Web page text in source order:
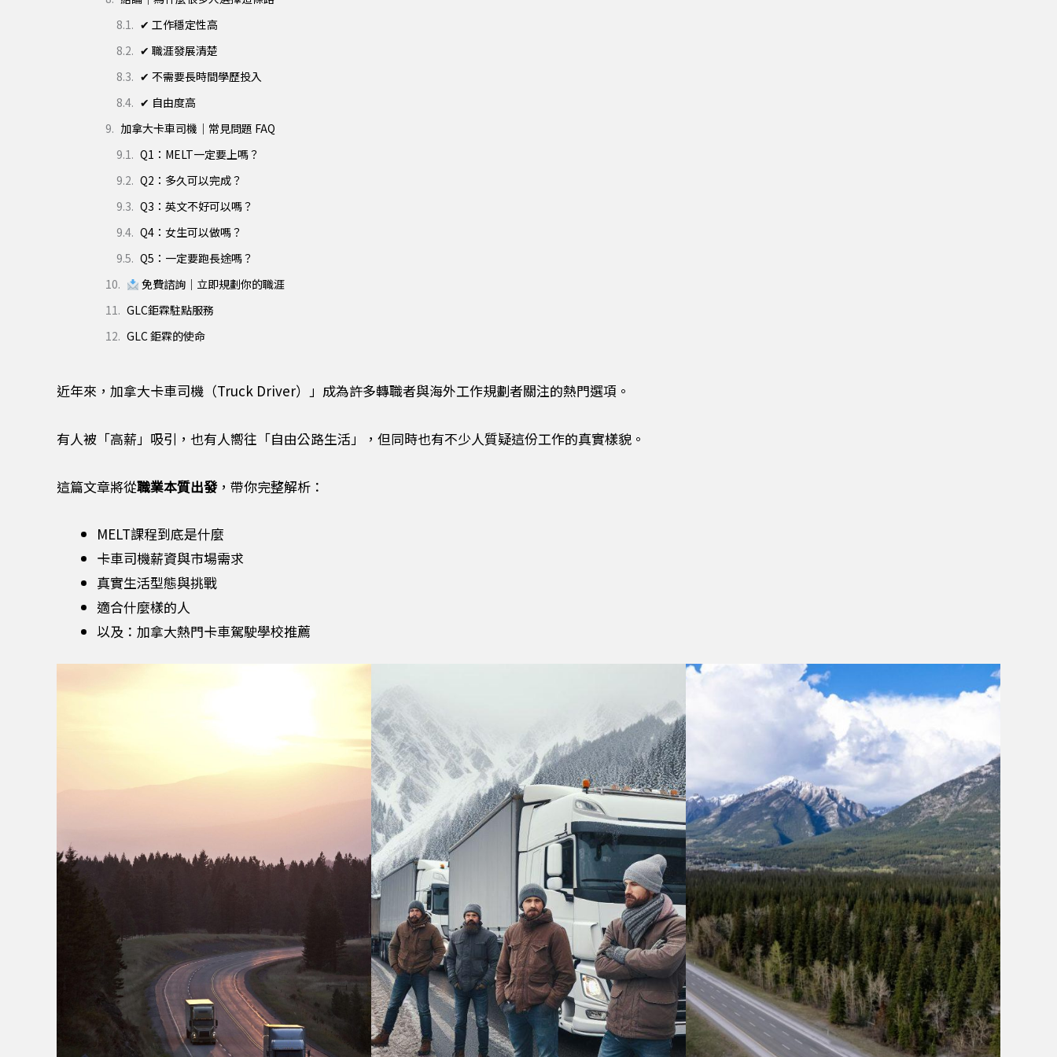
✔ 工作穩定性高
✔ 職涯發展清楚
✔ 不需要長時間學歷投入
✔ 自由度高
加拿大卡車司機｜常見問題 FAQ
Q1：MELT一定要上嗎？
Q2：多久可以完成？
Q3：英文不好可以嗎？
Q4：女生可以做嗎？
Q5：一定要跑長途嗎？
免費諮詢｜立即規劃你的職涯
GLC鉅霖駐點服務
GLC 鉅霖的使命
近年來，加拿大卡車司機（Truck Driver）」成為許多轉職者與海外工作規劃者關注的熱門選項。
有人被「高薪」吸引，也有人嚮往「自由公路生活」，但同時也有不少人質疑這份工作的真實樣貌。
這篇文章將從職業本質出發，帶你完整解析：
MELT課程到底是什麼
卡車司機薪資與市場需求
真實生活型態與挑戰
適合什麼樣的人
以及：加拿大熱門卡車駕駛學校推薦